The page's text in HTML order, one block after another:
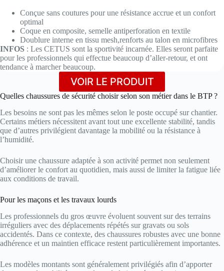
Conçue sans coutures pour une résistance accrue et un confort
optimal
Coque en composite, semelle antiperforation en textile
Doublure interne en tissu mesh,renforts au talon en microfibres
INFOS : Les CETUS sont la sportivité incarnée. Elles seront parfaite
pour les professionnels qui effectue beaucoup d’aller-retour, et ont
tendance à marcher beaucoup.
VOIR LE PRODUIT
Quelles chaussures de sécurité choisir selon son métier dans le BTP ?
Les besoins ne sont pas les mêmes selon le poste occupé sur chantier.
Certains métiers nécessitent avant tout une excellente stabilité, tandis
que d’autres privilégient davantage la mobilité ou la résistance à
l’humidité.
Choisir une chaussure adaptée à son activité permet non seulement
d’améliorer le confort au quotidien, mais aussi de limiter la fatigue liée
aux conditions de travail.
Pour les maçons et les travaux lourds
Les professionnels du gros œuvre évoluent souvent sur des terrains
irréguliers avec des déplacements répétés sur gravats ou sols
accidentés. Dans ce contexte, des chaussures robustes avec une bonne
adhérence et un maintien efficace restent particulièrement importantes.
Les modèles montants sont généralement privilégiés afin d’apporter